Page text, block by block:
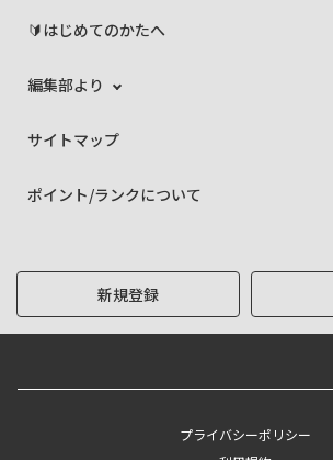
🔰はじめてのかたへ
編集部より
サイトマップ
ポイント/ランクについて
新規登録
プライバシーポリシー